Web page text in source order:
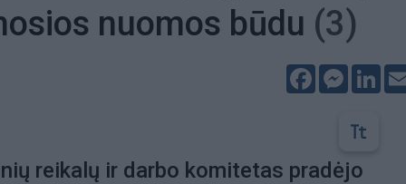
nuomos būdu (3)
Facebook
reikalų ir darbo komitetas pradėjo